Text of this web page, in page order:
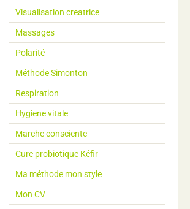
Visualisation creatrice
Massages
Polarité
Méthode Simonton
Respiration
Hygiene vitale
Marche consciente
Cure probiotique Kéfir
Ma méthode mon style
Mon CV